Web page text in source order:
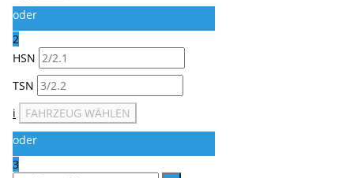
oder
2
HSN
TSN
i
FAHRZEUG WÄHLEN
oder
3